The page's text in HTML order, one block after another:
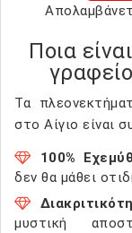
Ποια
Τα
στο Αίγιο είναι
100%
δεν θα μάθει
μυστική